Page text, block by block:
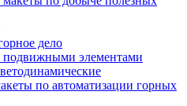
дело
элементами
по автоматизации горных